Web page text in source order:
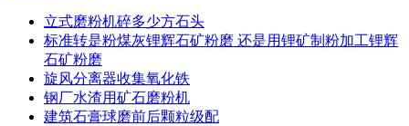
立式磨粉机碎多少方石头
标准转是粉煤灰锂辉石矿粉磨 还是用锂矿制粉加工锂辉
石矿粉磨
旋风分离器收集氧化铁
钢厂水渣用矿石磨粉机
建筑石膏球磨前后颗粒级配